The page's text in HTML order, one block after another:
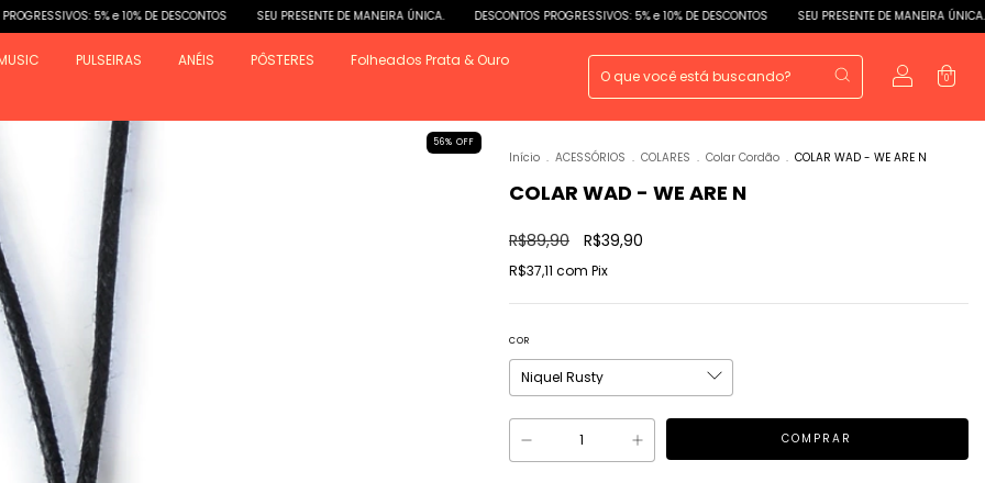
5% e 10% DE DESCONTOS SEU PRESENTE DE MANEIRA ÚNICA. DESCONTOS PROGRESSIVOS: 5% e 10% DE DESCONTOS SEU PRESENTE DE MANEIRA ÚNICA.
PULSEIRAS ANÉIS PÔSTERES Folheados Prata & Ouro
0
56% OFF
Início . ACESSÓRIOS . COLARES . Colar Cordão . COLAR WAD - WE ARE N
COLAR WAD - WE ARE N
R$89,90 R$39,90
R$37,11 com Pix
COR